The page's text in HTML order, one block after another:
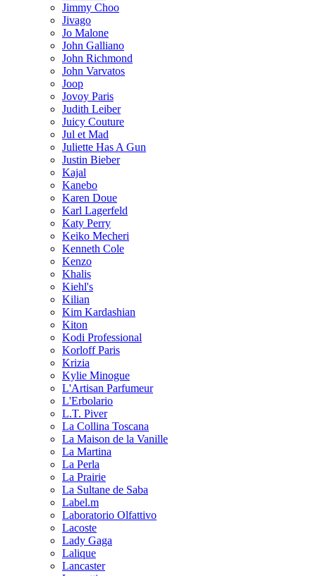
Jimmy Choo
Jivago
Jo Malone
John Galliano
John Richmond
John Varvatos
Joop
Jovoy Paris
Judith Leiber
Juicy Couture
Jul et Mad
Juliette Has A Gun
Justin Bieber
Kajal
Kanebo
Karen Doue
Karl Lagerfeld
Katy Perry
Keiko Mecheri
Kenneth Cole
Kenzo
Khalis
Kiehl's
Kilian
Kim Kardashian
Kiton
Kodi Professional
Korloff Paris
Krizia
Kylie Minogue
L'Artisan Parfumeur
L'Erbolario
L.T. Piver
La Collina Toscana
La Maison de la Vanille
La Martina
La Perla
La Prairie
La Sultane de Saba
Label.m
Laboratorio Olfattivo
Lacoste
Lady Gaga
Lalique
Lancaster